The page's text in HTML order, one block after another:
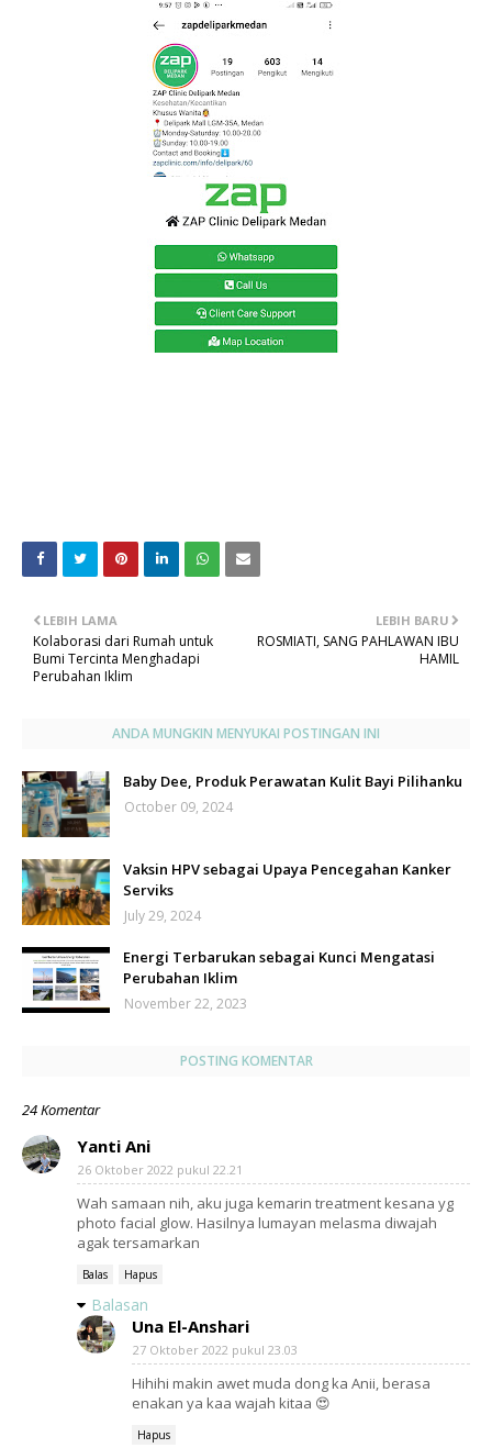
LEBIH BARU
ROSMIATI, SANG PAHLAWAN IBU
HAMIL
LEBIH LAMA
Kolaborasi dari Rumah untuk
Bumi Tercinta Menghadapi
Perubahan Iklim
ANDA MUNGKIN MENYUKAI POSTINGAN INI
Baby Dee, Produk Perawatan Kulit Bayi Pilihanku
October 09, 2024
Vaksin HPV sebagai Upaya Pencegahan Kanker
Serviks
July 29, 2024
Energi Terbarukan sebagai Kunci Mengatasi
Perubahan Iklim
November 22, 2023
POSTING KOMENTAR
24 Komentar
Yanti Ani
26 Oktober 2022 pukul 22.21
Wah samaan nih, aku juga kemarin treatment kesana yg
photo facial glow. Hasilnya lumayan melasma diwajah
agak tersamarkan
Balas Hapus
Balasan
Una El-Anshari
27 Oktober 2022 pukul 23.03
Hihihi makin awet muda dong ka Anii, berasa
enakan ya kaa wajah kitaa 😍
Hapus